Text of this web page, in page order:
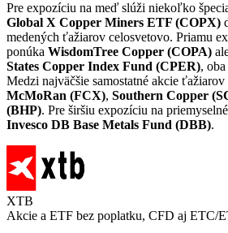
Pre expozíciu na meď slúži niekoľko
Global X Copper Miners ETF (COPX)
medených ťažiarov celosvetovo. Priamu
ponúka WisdomTree Copper (COPA)
States Copper Index Fund (CPER),
Medzi najväčšie samostatné akcie ťažiarov
McMoRan (FCX), Southern Copper
(BHP). Pre širšiu expozíciu na
Invesco DB Base Metals Fund (DBB).
XTB
Akcie a ETF bez poplatku, CFD aj ETC/